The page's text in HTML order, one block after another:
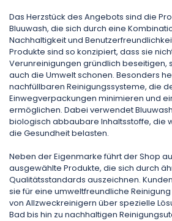
Das Herzstück des Angebots sind die
Bluuwash, die sich durch eine
Nachhaltigkeit und
Produkte sind so konzipiert, dass sie
Verunreinigungen gründlich beseitigen,
auch die Umwelt schonen. Besonders
nachfüllbaren Reinigungssysteme, die
Einwegverpackungen minimieren und
ermöglichen. Dabei verwendet
biologisch abbaubare Inhaltsstoffe, die
die Gesundheit belasten.
Neben der Eigenmarke führt der Shop
ausgewählte Produkte, die sich durch
Qualitätsstandards auszeichnen.
sie für eine umweltfreundliche
von Allzweckreinigern über spezielle
Bad bis hin zu nachhaltigen